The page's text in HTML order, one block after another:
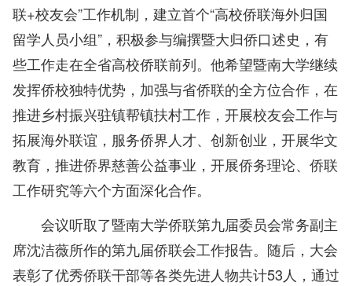
联+校友会”工作机制，建立首个“高校侨联海外归国
留学人员小组”，积极参与编撰暨大归侨口述史，有
些工作走在全省高校侨联前列。他希望暨南大学继续
发挥侨校独特优势，加强与省侨联的全方位合作，在
推进乡村振兴驻镇帮镇扶村工作，开展校友会工作与
拓展海外联谊，服务侨界人才、创新创业，开展华文
教育，推进侨界慈善公益事业，开展侨务理论、侨联
工作研究等六个方面深化合作。
会议听取了暨南大学侨联第九届委员会常务副主
席沈洁薇所作的第九届侨联会工作报告。随后，大会
表彰了优秀侨联干部等各类先进人物共计53人，通过